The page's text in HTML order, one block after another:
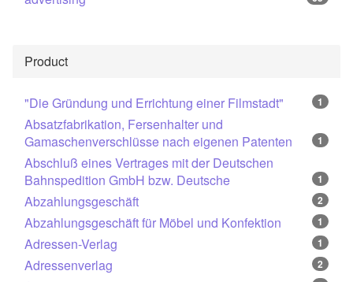
Product
"Die Gründung und Errichtung einer Filmstadt" 1
Absatzfabrikation, Fersenhalter und
Gamaschenverschlüsse nach eigenen Patenten
1
Abschluß eines Vertrages mit der Deutschen
Bahnspedition GmbH bzw. Deutsche
1
Abzahlungsgeschäft 2
Abzahlungsgeschäft für Möbel und Konfektion 1
Adressen-Verlag 1
Adressenverlag 2